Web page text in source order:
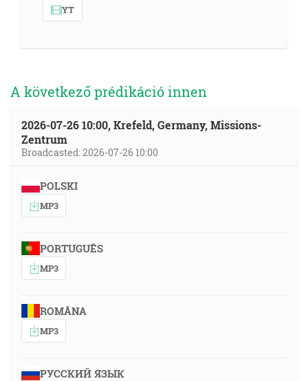
YT
A következő prédikáció innen
2026-07-26 10:00, Krefeld, Germany, Missions-
Zentrum
Broadcasted: 2026-07-26 10:00
POLSKI
MP3
PORTUGUÊS
MP3
ROMÂNA
MP3
РУССКИЙ ЯЗЫК